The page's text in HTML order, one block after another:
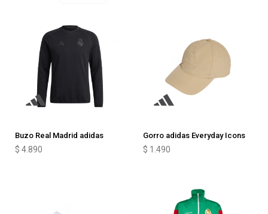
Buzo Real Madrid adidas
$ 4.890
Gorro adidas Everyday Icons
$ 1.490